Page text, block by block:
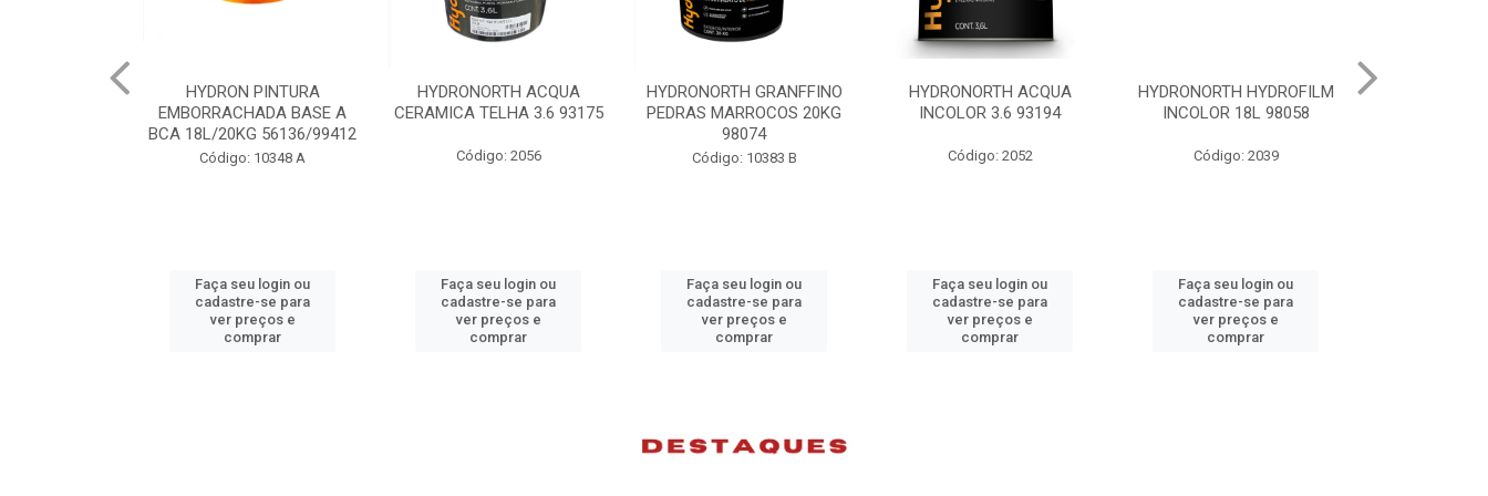
HYDRON PINTURA
EMBORRACHADA BASE A
BCA 18L/20KG 56136/99412
Código: 10348 A
Faça seu login ou
cadastre-se para
ver preços e
comprar
HYDRONORTH ACQUA
CERAMICA TELHA 3.6 93175
Código: 2056
Faça seu login ou
cadastre-se para
ver preços e
comprar
HYDRONORTH GRANFFINO
PEDRAS MARROCOS 20KG
98074
Código: 10383 B
Faça seu login ou
cadastre-se para
ver preços e
comprar
HYDRONORTH ACQUA
INCOLOR 3.6 93194
Código: 2052
Faça seu login ou
cadastre-se para
ver preços e
comprar
HYDRONORTH HYDROFILM
INCOLOR 18L 98058
Código: 2039
Faça seu login ou
cadastre-se para
ver preços e
comprar